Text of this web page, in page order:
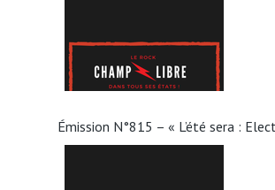
Émission N°815 – « L’été sera :